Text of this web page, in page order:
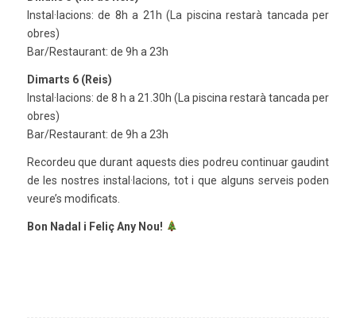
Instal·lacions: de 8h a 21h (La piscina restarà tancada per
obres)
Bar/Restaurant: de 9h a 23h
Dimarts 6 (Reis)
Instal·lacions: de 8 h a 21.30h (La piscina restarà tancada per
obres)
Bar/Restaurant: de 9h a 23h
Recordeu que durant aquests dies podreu continuar gaudint
de les nostres instal·lacions, tot i que alguns serveis poden
veure’s modificats.
Bon Nadal i Feliç Any Nou!